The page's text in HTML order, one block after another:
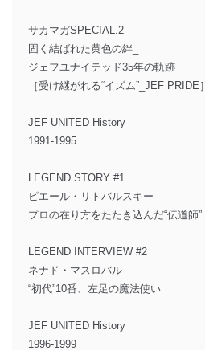
サカマガSPECIAL.2
固く結ばれた黄色の絆_
ジェフユナイテッド35年の軌跡
［受け継がれる“イズム”_JEF PRIDE］
JEF UNITED History
1991-1995
LEGEND STORY #1
ピエール・リトバルスキー
プロの在り方をたたき込んだ“伝道師”
LEGEND INTERVIEW #2
ネナド・マスロバル
“初代”10番、左足の魔法使い
JEF UNITED History
1996-1999